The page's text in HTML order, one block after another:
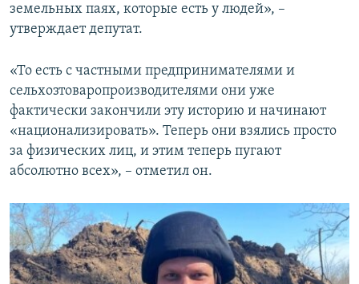
земельных паях, которые есть у людей», –
утверждает депутат.
«То есть с частными предпринимателями и
сельхозтоваропроизводителями они уже
фактически закончили эту историю и начинают
«национализировать». Теперь они взялись просто
за физических лиц, и этим теперь пугают
абсолютно всех», – отметил он.